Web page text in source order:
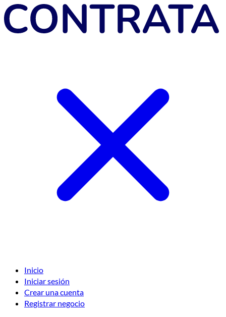
Inicio
Iniciar sesión
Crear una cuenta
Registrar negocio